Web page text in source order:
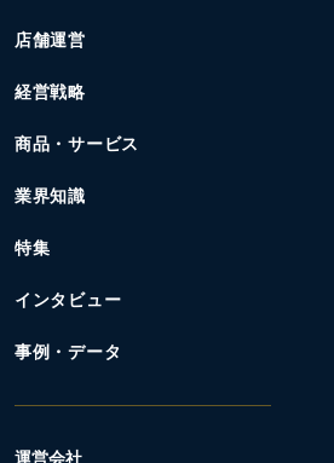
店舗運営
経営戦略
商品・サービス
業界知識
特集
インタビュー
事例・データ
運営会社